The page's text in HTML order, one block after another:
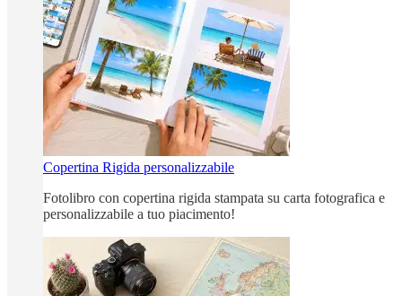
Copertina Rigida personalizzabile
Fotolibro con copertina rigida stampata su carta fotografica e
personalizzabile a tuo piacimento!